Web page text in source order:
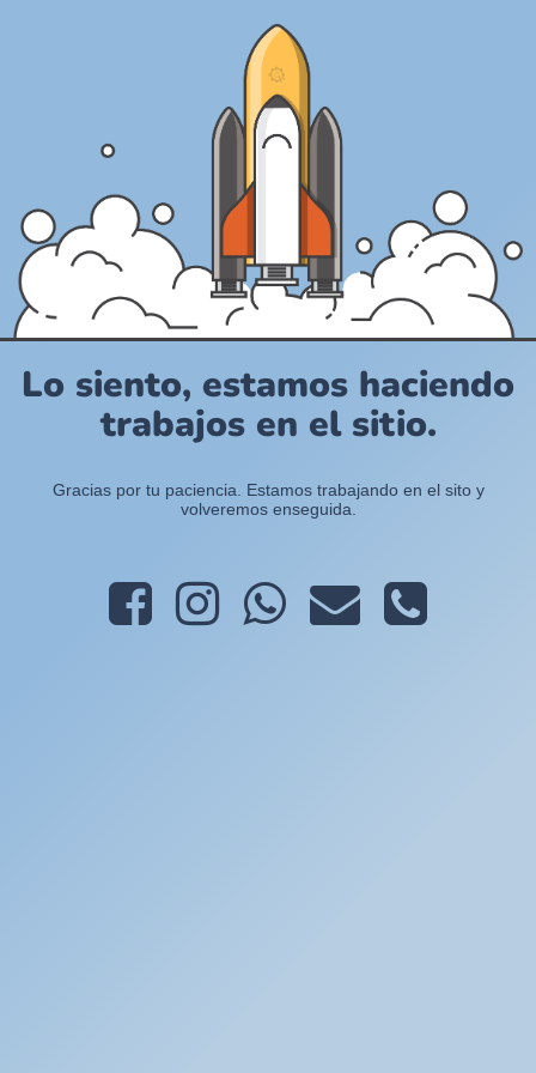
Lo siento, estamos haciendo
trabajos en el sitio.
Gracias por tu paciencia. Estamos trabajando en el sito y
volveremos enseguida.